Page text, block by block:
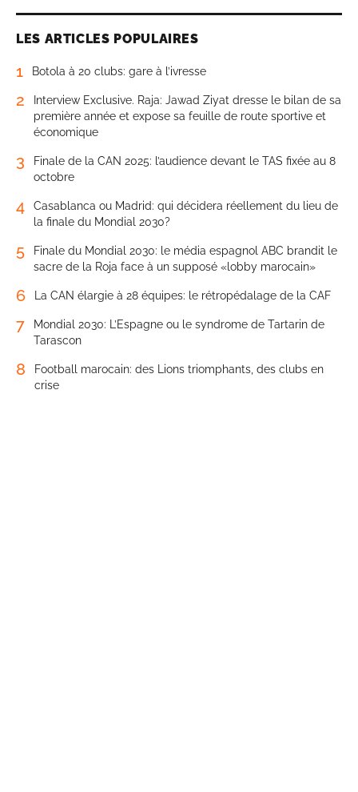
LES ARTICLES POPULAIRES
1 Botola à 20 clubs: gare à l’ivresse
2
Interview Exclusive. Raja: Jawad Ziyat dresse le bilan de sa
première année et expose sa feuille de route sportive et
économique
3
Finale de la CAN 2025: l’audience devant le TAS fixée au 8
octobre
4
Casablanca ou Madrid: qui décidera réellement du lieu de
la finale du Mondial 2030?
5
Finale du Mondial 2030: le média espagnol ABC brandit le
sacre de la Roja face à un supposé «lobby marocain»
6 La CAN élargie à 28 équipes: le rétropédalage de la CAF
7
Mondial 2030: L’Espagne ou le syndrome de Tartarin de
Tarascon
8
Football marocain: des Lions triomphants, des clubs en
crise